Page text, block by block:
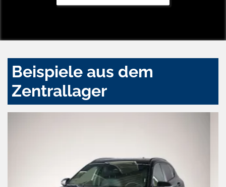
Beispiele aus dem
Zentrallager